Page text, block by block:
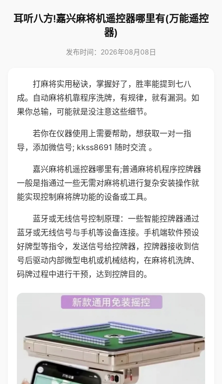
耳听八方!嘉兴麻将机遥控器哪里有(万能遥控
器)
发布时间：2026年08月08日
打麻将实用秘诀，掌握好了，胜率能提到七八
成。自动麻将机靠程序洗牌，有规律，就有漏洞。如
果你总输，可能就是没注意这些细节。
若你在仪器使用上需要帮助，想获取一对一指
导，添加微信号; kkss8691 随时交流 。
嘉兴麻将机遥控器哪里有;普通麻将机程序控牌器
一般是指通过一些无需对麻将机进行复杂安装操作就
能实现控制麻将牌功能的设备或工具。
蓝牙或无线信号控制原理：一些智能控牌器通过
蓝牙或无线信号与手机等设备连接。手机端软件预设
好牌型等指令，发送信号给控牌器，控牌器接收到信
号后驱动内部微型电机或机械结构，在麻将机洗牌、
码牌过程中进行干预，达到控牌目的。